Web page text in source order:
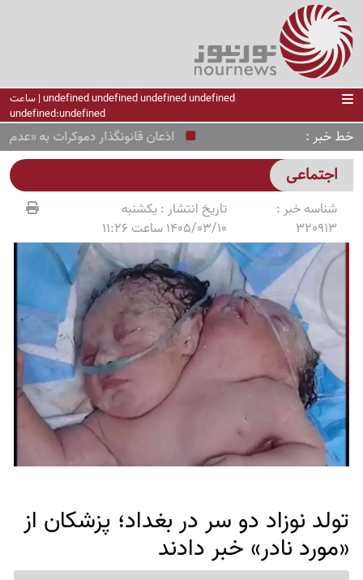
undefined undefined undefined undefined | ساعت
undefined:undefined
خط خبر اذعان قانونگذار دموکرات به «عدم
اجتماعی
شناسه خبر :
320913
تاریخ انتشار :یکشنبه
1405/03/10 ساعت 11:26
تولد نوزاد دو سر در بغداد؛ پزشکان از
«مورد نادر» خبر دادند